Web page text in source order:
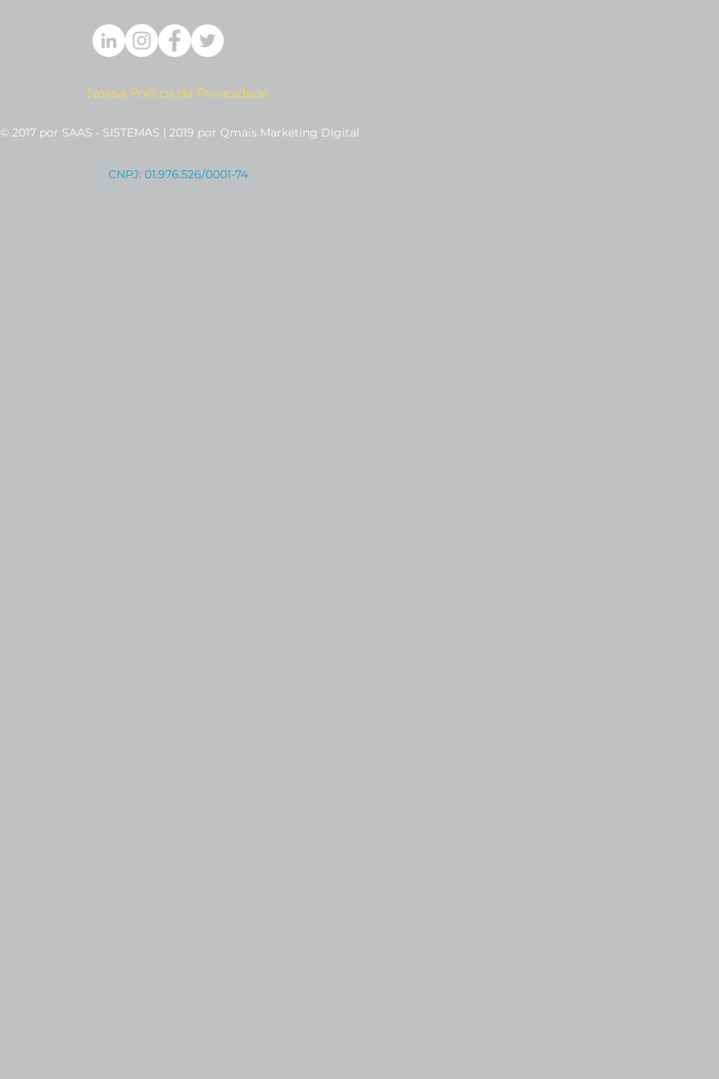
Nossa Política de Privacidade
© 2017 por SAAS - SISTEMAS | 2019 por Qmais Marketing Digital
CNPJ: 01.976.526/0001-74